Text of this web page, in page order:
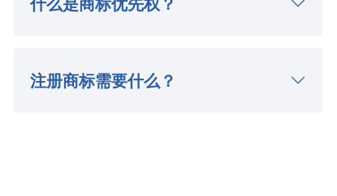
注册商标需要什么？